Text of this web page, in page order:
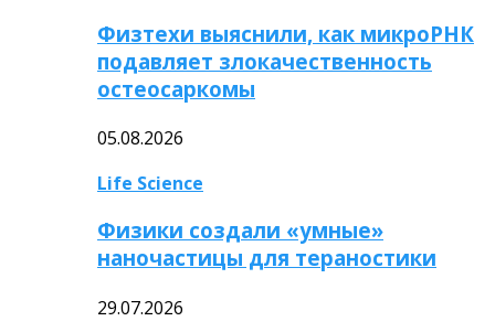
Физтехи выяснили, как микроРНК
подавляет злокачественность
остеосаркомы
05.08.2026
Life Science
Физики создали «умные»
наночастицы для тераностики
29.07.2026